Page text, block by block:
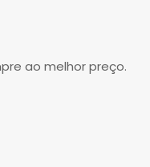
ao melhor preço.